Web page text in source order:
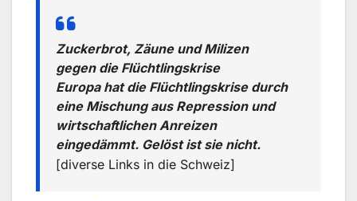
Zuckerbrot, Zäune und Milizen
gegen die Flüchtlingskrise
Europa hat die Flüchtlingskrise durch
eine Mischung aus Repression und
wirtschaftlichen Anreizen
eingedämmt. Gelöst ist sie nicht.
[diverse Links in die Schweiz]